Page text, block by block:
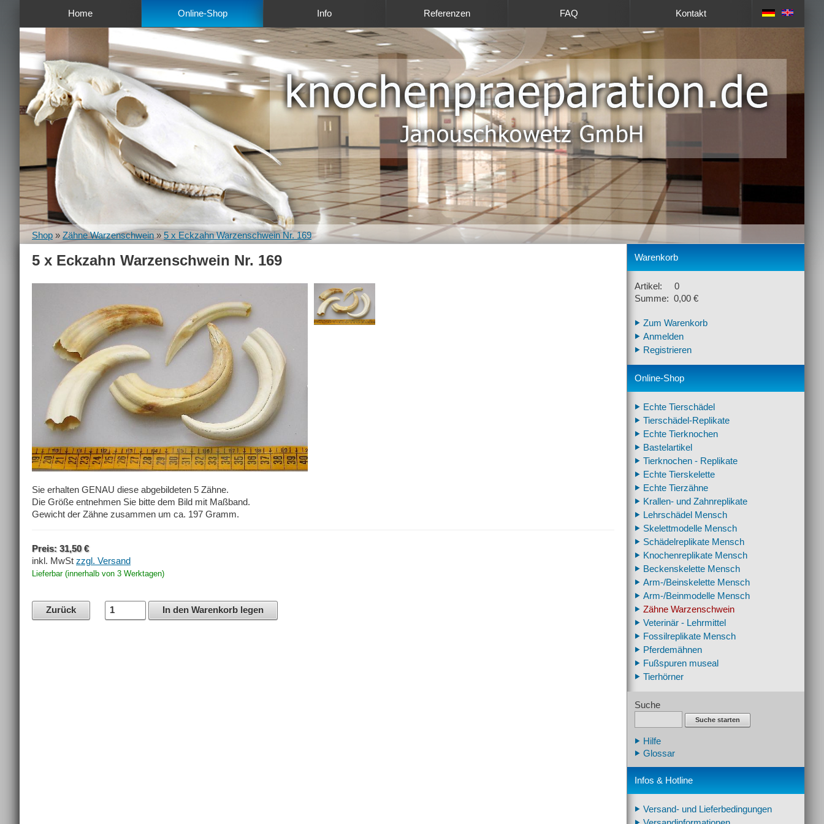
Home Online-Shop Info Referenzen FAQ Kontakt
Shop » Zähne Warzenschwein » 5 x Eckzahn Warzenschwein Nr. 169
5 x Eckzahn Warzenschwein Nr. 169
Sie erhalten GENAU diese abgebildeten 5 Zähne.
Die Größe entnehmen Sie bitte dem Bild mit Maßband.
Gewicht der Zähne zusammen um ca. 197 Gramm.
Preis: 31,50 €
inkl. MwSt zzgl. Versand
Lieferbar (innerhalb von 3 Werktagen)
Zurück In den Warenkorb legen
Warenkorb
Artikel: 0
Summe: 0,00 €
Zum Warenkorb
Anmelden
Registrieren
Online-Shop
Echte Tierschädel
Tierschädel-Replikate
Echte Tierknochen
Bastelartikel
Tierknochen - Replikate
Echte Tierskelette
Echte Tierzähne
Krallen- und Zahnreplikate
Lehrschädel Mensch
Skelettmodelle Mensch
Schädelreplikate Mensch
Knochenreplikate Mensch
Beckenskelette Mensch
Arm-/Beinskelette Mensch
Arm-/Beinmodelle Mensch
Zähne Warzenschwein
Veterinär - Lehrmittel
Fossilreplikate Mensch
Pferdemähnen
Fußspuren museal
Tierhörner
Suche
Suche starten
Hilfe
Glossar
Infos & Hotline
Versand- und Lieferbedingungen